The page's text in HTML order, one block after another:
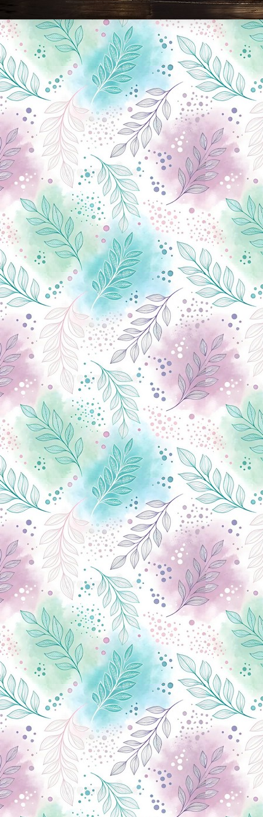
Новини Чернігова, Чернігівські новини, Чернігівський формат, новини Чернігова, події в Чернігові: політика, економіка, аналітика, культура, відеоновини, екологія, спортивний Чернігів, туризм, Чернігів